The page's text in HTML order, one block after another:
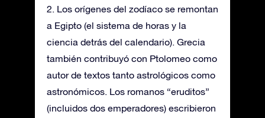
2. Los orígenes del zodíaco se remontan
a Egipto (el sistema de horas y la
ciencia detrás del calendario). Grecia
también contribuyó con Ptolomeo como
autor de textos tanto astrológicos como
astronómicos. Los romanos “eruditos”
(incluidos dos emperadores) escribieron